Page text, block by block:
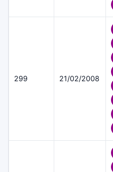
299 21/02/2008